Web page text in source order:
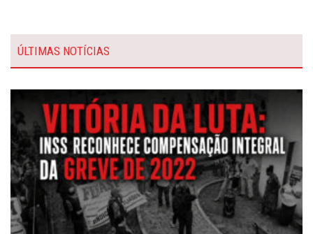
ÚLTIMAS NOTÍCIAS